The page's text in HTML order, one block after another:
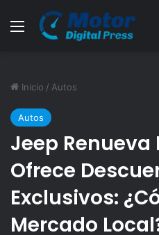
Menú
Inicio / Autos
Autos
Jeep Renueva
Ofrece
Exclusivos:
Mercado